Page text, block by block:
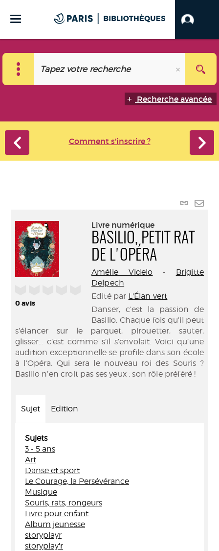
Recherche avancée
Comment s'inscrire ?
Lien
0avis
Livre numérique
BASILIO, PETIT RAT
DE L'OPÉRA
Amélie Videlo - Brigitte
Delpech
Edité par L'Élan vert
Danser, c’est la passion de
Basilio. Chaque fois qu’il peut
s’élancer sur le parquet, pirouetter, sauter,
glisser… c’est comme s’il s’envolait. Voici qu’une
audition exceptionnelle se profile dans son école
à l’Opéra. Qui sera le nouveau roi des Souris ?
Basilio n’en croit pas ses yeux : son rôle préféré !
Sujet Edition
Sujets
3 - 5 ans
Art
Danse et sport
Le Courage, la Persévérance
Musique
Souris, rats, rongeurs
Livre pour enfant
Album jeunesse
storyplayr
storyplay'r